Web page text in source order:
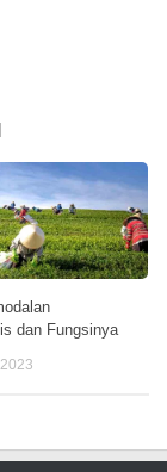
dan Fungsinya